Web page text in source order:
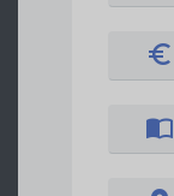
euro_symbol
import_contacts